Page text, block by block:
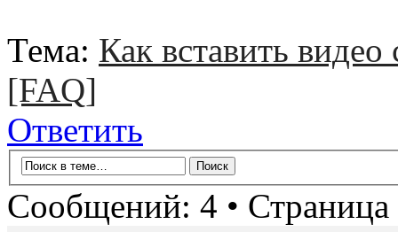
Тема: Как вставить
[FAQ]
Ответить
Сообщений: 4 • Страница